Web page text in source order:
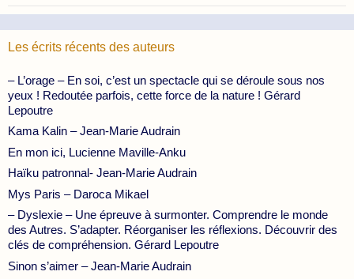
Les écrits récents des auteurs
– L’orage – En soi, c’est un spectacle qui se déroule sous nos
yeux ! Redoutée parfois, cette force de la nature ! Gérard
Lepoutre
Kama Kalin – Jean-Marie Audrain
En mon ici, Lucienne Maville-Anku
Haïku patronnal- Jean-Marie Audrain
Mys Paris – Daroca Mikael
– Dyslexie – Une épreuve à surmonter. Comprendre le monde
des Autres. S’adapter. Réorganiser les réflexions. Découvrir des
clés de compréhension. Gérard Lepoutre
Sinon s’aimer – Jean-Marie Audrain